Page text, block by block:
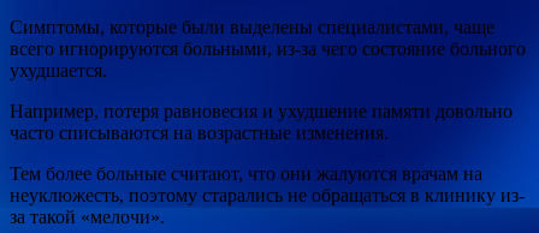
Симптомы, которые были выделены специалистами, чаще
всего игнорируются больными, из-за чего состояние больного
ухудшается.
Например, потеря равновесия и ухудшение памяти довольно
часто списываются на возрастные изменения.
Тем более больные считают, что они жалуются врачам на
неуклюжесть, поэтому старались не обращаться в клинику из-
за такой «мелочи».